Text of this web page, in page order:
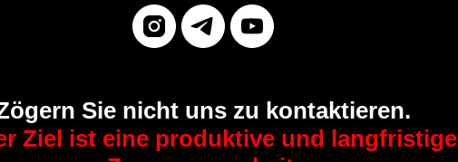
Sie nicht uns zu kontaktieren.
Ziel ist eine produktive und langfristige